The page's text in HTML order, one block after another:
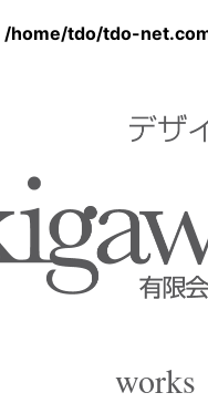
/home/tdo/tdo-
works